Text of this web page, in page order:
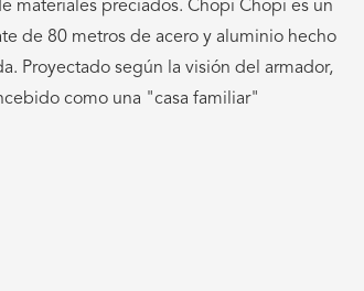
materiales preciados. Chopi Chopi es un
de 80 metros de acero y aluminio hecho
Proyectado según la visión del armador,
como una "casa familiar"
contemporáneo. El sentido de elegante
está realzado por obras de arte